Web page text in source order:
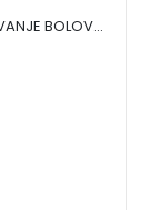
TIGROVA MAST ZA UBLAŽAVANJE BOLOVA I ZAGRIJAVANJE MIŠIĆA